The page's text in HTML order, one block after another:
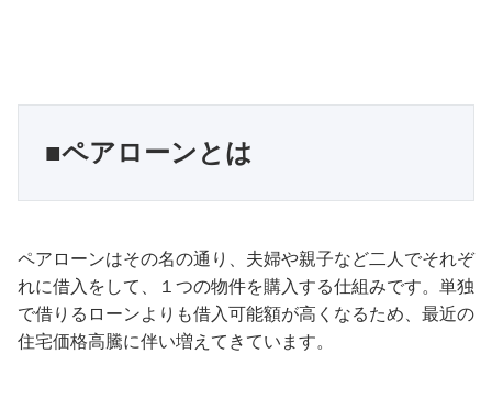
■ペアローンとは
ペアローンはその名の通り、夫婦や親子など二人でそれぞ
れに借入をして、１つの物件を購入する仕組みです。単独
で借りるローンよりも借入可能額が高くなるため、最近の
住宅価格高騰に伴い増えてきています。